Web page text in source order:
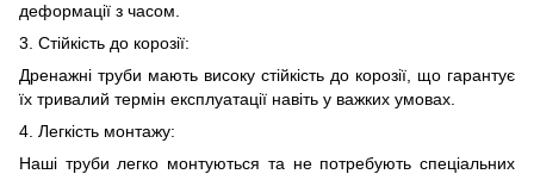
деформації з часом.
3. Стійкість до корозії:
Дренажні труби мають високу стійкість до корозії, що гарантує
їх тривалий термін експлуатації навіть у важких умовах.
4. Легкість монтажу:
Наші труби легко монтуються та не потребують спеціальних